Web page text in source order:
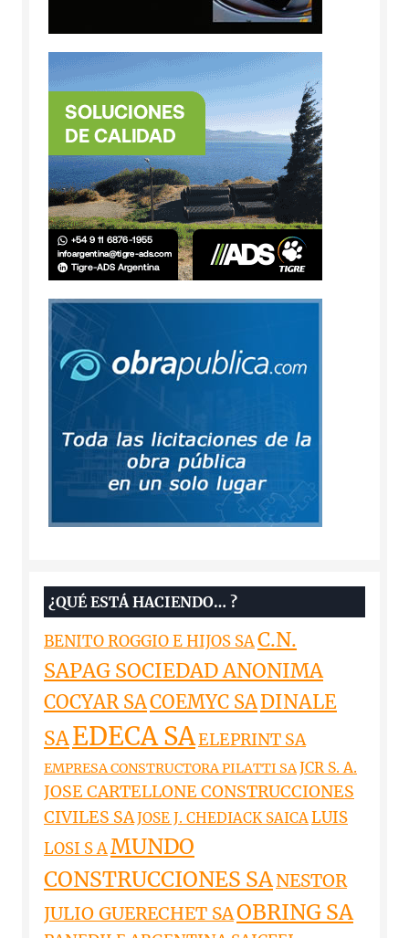
¿QUÉ ESTÁ HACIENDO… ?
BENITO ROGGIO E HIJOS SAC.N.
SAPAG SOCIEDAD ANONIMA
COCYAR SACOEMYC SADINALE
SAEDECA SAELEPRINT SA
EMPRESA CONSTRUCTORA PILATTI SAJCR S. A.
JOSE CARTELLONE CONSTRUCCIONES
CIVILES SAJOSE J. CHEDIACK SAICALUIS
LOSI S AMUNDO
CONSTRUCCIONES SANESTOR
JULIO GUERECHET SAOBRING SA